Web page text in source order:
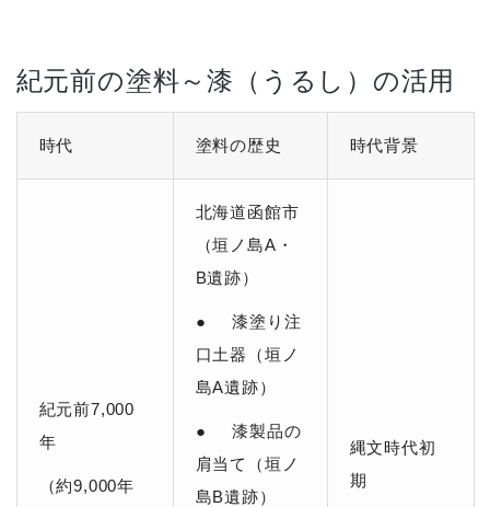
紀元前の塗料～漆（うるし）の活用
時代 塗料の歴史 時代背景
紀元前7,000
年
（約9,000年
北海道函館市
（垣ノ島A・
B遺跡）
● 漆塗り注
口土器（垣ノ
島A遺跡）
● 漆製品の
肩当て（垣ノ
島B遺跡）
縄文時代初
期